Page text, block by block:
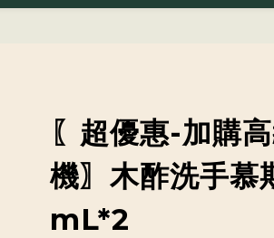
〖超優惠-加購
機〗木酢洗手慕
mL*2